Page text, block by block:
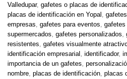
Valledupar, gafetes o placas de
placas de identificación en Yopal ,
empresas, gafetes para eventos, gafetes
supermercados, gafetes personalizados,
resistentes, gafetes visualmente
identificación empresarial , identificador,
importancia de un gafetes,
nombre, placas de identificación, placas